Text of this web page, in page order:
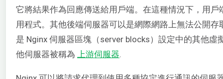
它將結果作為回應傳送給用戶端。在這種情況下，用
用程式。其他後端伺服器可以是網際網路上無法公開
是 Nginx 伺服器區塊（server blocks）設定中的其他虛
他伺服器被稱為
上游伺服器